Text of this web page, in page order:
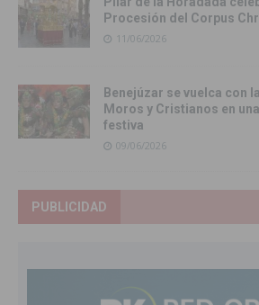
Procesión del Corpus
11/06/2026
Benejúzar se vuelca con
Moros y Cristianos en
festiva
09/06/2026
PUBLICIDAD